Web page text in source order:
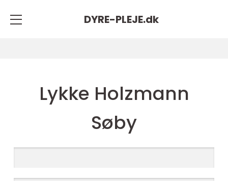
DYRE-PLEJE.dk
Lykke Holzmann
Søby